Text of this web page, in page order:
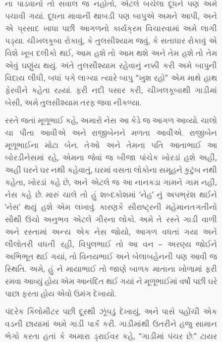
ના પાડવાનો તો સવાલ જ નહોતો, એટલે બચેલા દૂધને પણ અમે
પચાવી ગયાં. દૂધના માવાની થાબડી પણ બાપુએ અમને આપી, અને
એ પ્રસાદ ખાધા પછી આગળનો કાર્યક્રમ વિચારવામાં અમે લાગી
પડ્યા. ચીખલકૂબા રોકાવું, કે તુલસીશ્યામ જવું, કે સતાધાર રોકાવું એ
વિશે ખૂબ દલીકો થઈ, આમ હશે તો આમ થશે અને તેમ હશે તો તેમ
એવું ઘણુંય થયું. અંતે તુલસીશ્યામ રહેવાનું નક્કી કરી અમે બાપુની
વિદાય લીધી, બધાં પગે લાગ્યા ત્યારે બાપુ “ખુશ રહો” એમ માથે હાથ
ફેરવીને કહેતા રહ્યાં. ફરી નદી પસાર કરી, ચીખલકૂબાથી ગાડીમાં
બેસી, અમે તુલસીશ્યામ તરફ જવા નીકળ્યા.
રસ્તે જતાં મૂળૂભાઈ કહે, અમારો નેસ આ કેડે જ આગળ આવ્યો. ચાલો
ચા પીતા આવીએ અને રાજીબેનને મળતા આવીએ. રાજીબેન
મૂળૂભાઈના મોટા બેન. તેઓ અને તેમના પતિ આતાભાઈ આ
બોરડીનેસમાં રહે, એમના જેવાં જ બીજા પાંચેક ખોરડાં હશે અહીં,
અહીં ઘરને ઘર નથી કહેવાતું, ઘરમાં વસતા લોકોના સમૂહને કુટુંબ નથી
કહેતા, ખોરડાં કહે છે, અને એટલે જ આ નાનકડા ગામને ગામ નહીં,
નેસ કહે છે. મારું ચાલે તો હું શબ્દકોશમાં ‘નેહ’ નું અપભ્રંશ થઈને
‘નેસ’ થયું હશે એમ લખાવું. કારણકે સૌરાષ્ટ્રની મહેમાનતગતીનો
સૌથી ઉંચો અનુભવ એટલે ગીરના લોકો. અમે તે રસ્તે ગાડી વાળી
અને રસ્તામાં અન્ય એક નેસ જોયો, આગળ વધતાં ગયા અને
લીલોતરી વધતી રહી, વિપુલભાઈ તો આ વન – અરણ્ય જોઈને
અભિભૂત થઈ ગયાં, તો વિનયભાઈ અને બેલાબહેનની પણ આવી જ
સ્થિતિ. અમે, હું ને માયાભાઈ તો જાણે બાળક માતાના ખોળામાં ફરી
રમવા આવ્યું હોય એમ આનંદિત થઈ ગયાં ને મૂળૂભાઈમાં વર્ષો પછી ઘરે
પાછા ફરતા હોય એવો ઉમંગ દેખાયો.
પંદરેક કિલોમીટર પછી દૂરથી ઝૂંપડું દેખાયું, અને પાસે પહોંચી એક
વડની છાયામાં અમે ગાડી પાર્ક કરી. ગાડીમાંથી ઉતરીને હજુ સામાન
ભેગો કરતા હતાં કે અમારા ડ્રાઈવર કહે, “ગાડીમાં પંચર છે.” ટાયર